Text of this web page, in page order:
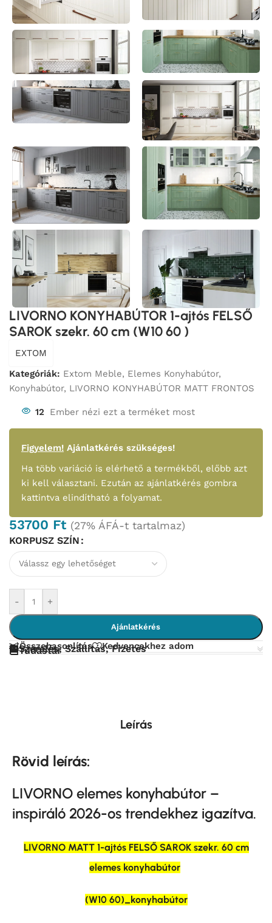
LIVORNO KONYHABÚTOR 1-ajtós FELSŐ
SAROK szekr. 60 cm (W10 60 )
EXTOM
Kategóriák: Extom Meble, Elemes Konyhabútor,
Konyhabútor, LIVORNO KONYHABÚTOR MATT FRONTOS
12 Ember nézi ezt a terméket most
Figyelem! Ajánlatkérés szükséges!
Ha több variáció is elérhető a termékből, előbb azt
ki kell választani. Ezután az ajánlatkérés gombra
kattintva elindítható a folyamat.
53700 Ft (27% ÁFÁ-t tartalmaz)
KORPUSZ SZÍN
- +
Ajánlatkérés
Összehasonlítás Kedvencekhez adom
Szerelés, Szállítás, Fizetés
Tudástár
Leírás
Rövid leírás:
LIVORNO elemes konyhabútor –
inspiráló 2026-os trendekhez igazítva.
LIVORNO MATT 1-ajtós FELSŐ SAROK szekr. 60 cm
elemes konyhabútor
(W10 60)_konyhabútor